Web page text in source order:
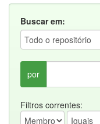
Buscar em:
por
Filtros correntes: